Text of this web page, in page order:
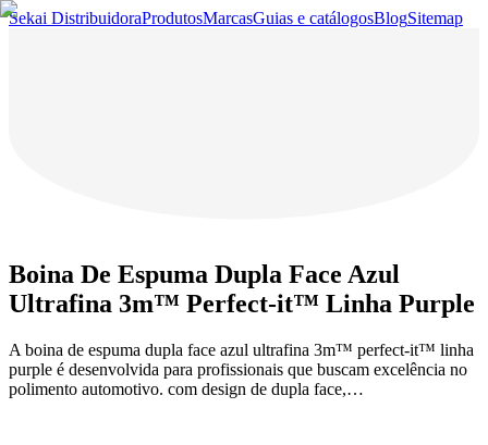
Sekai DistribuidoraProdutosMarcasGuias e catálogosBlogSitemap
Boina De Espuma Dupla Face Azul
Ultrafina 3m™ Perfect-it™ Linha Purple
A boina de espuma dupla face azul ultrafina 3m™ perfect-it™ linha
purple é desenvolvida para profissionais que buscam excelência no
polimento automotivo. com design de dupla face,…